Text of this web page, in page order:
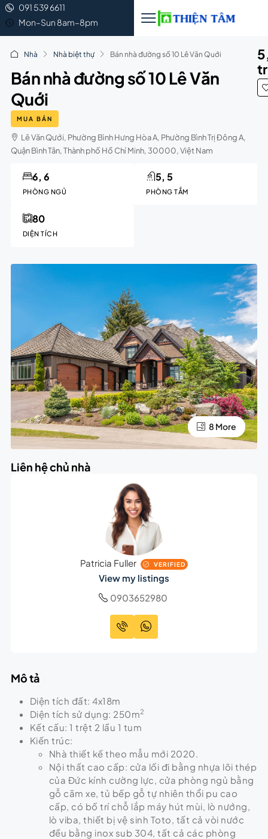
091 539 6611
Mon–Sun 8am–8pm
Nhà Nhà biệt thự Bán nhà đường số 10 Lê Văn Quới
Bán nhà đường số 10 Lê Văn
Quới
MUA BÁN
Lê Văn Qưới, Phường Bình Hưng Hòa A, Phường Bình Trị Đông A,
Quận Bình Tân, Thành phố Hồ Chí Minh, 30000, Việt Nam
PHÒNG NGỦ
6, 6
PHÒNG TẮM
5, 5
DIỆN TÍCH
80
4 More
8 More
Liên hệ chủ nhà
Patricia Fuller VERIFIED
View my listings
0903652980
Mô tả
Diện tích đất: 4x18m
Diện tích sử dụng: 250m2
Kết cấu: 1 trệt 2 lầu 1 tum
Kiến trúc:
Nhà thiết kế theo mẫu mới 2020.
Nội thất cao cấp: cửa lối đi bằng nhựa lõi thép
của Đức kính cường lực, cửa phòng ngủ bằng
gỗ căm xe, tủ bếp gỗ tự nhiên thổi pu cao
cấp, có bố trí chỗ lắp máy hút mùi, lò nướng,
lò viba, thiết bị vệ sinh Toto, tất cả vòi nước
đều bằng inox sub 304, tất cả các phòng